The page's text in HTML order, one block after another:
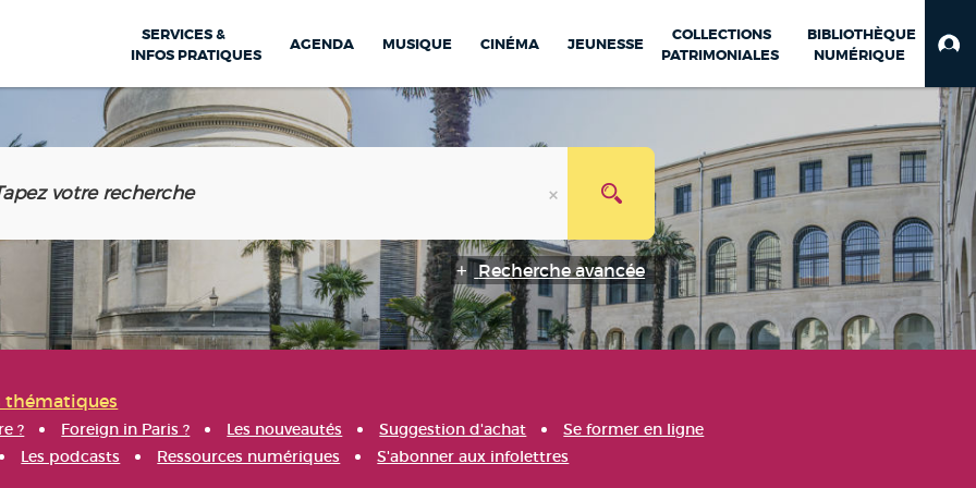
SERVICES &
INFOS PRATIQUES
AGENDA MUSIQUE CINÉMA JEUNESSE
COLLECTIONS
PATRIMONIALES
BIBLIOTHÈQUE
NUMÉRIQUE
Recherche avancée
thématiques
? Foreign in Paris ? Les nouveautés Suggestion d'achat
Se former en ligne
Les podcasts Ressources numériques S'abonner aux infolettres